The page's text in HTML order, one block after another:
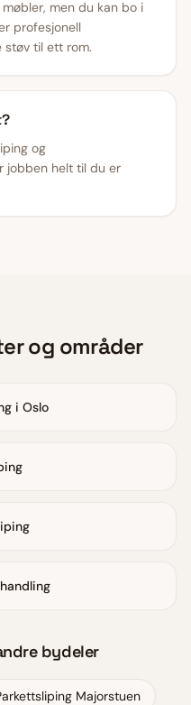
men du kan bo i
profesjonell
støv til ett rom.
og
jobben helt til du er
og områder
i Oslo
bydeler
Majorstuen